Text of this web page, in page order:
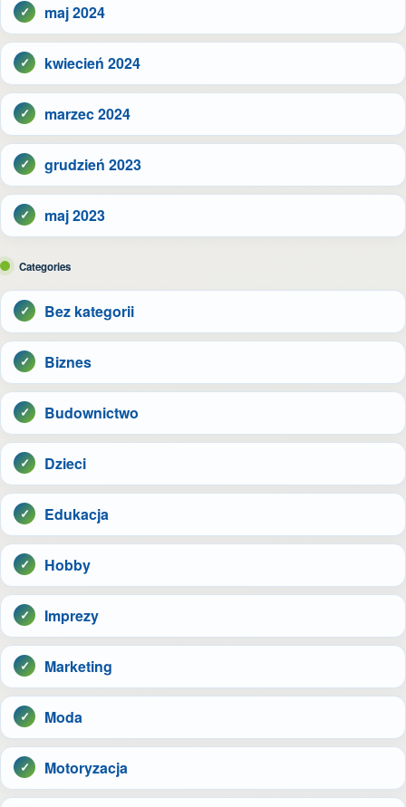
maj 2024
kwiecień 2024
marzec 2024
grudzień 2023
maj 2023
Categories
Bez kategorii
Biznes
Budownictwo
Dzieci
Edukacja
Hobby
Imprezy
Marketing
Moda
Motoryzacja